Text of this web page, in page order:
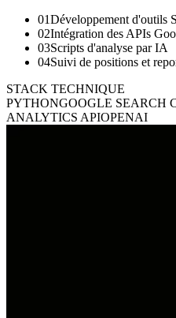
01Développement d'outils
02Intégration des APIs
03Scripts d'analyse par IA
04Suivi de positions et
STACK TECHNIQUE
PYTHONGOOGLE SEARCH
ANALYTICS APIOPENAI